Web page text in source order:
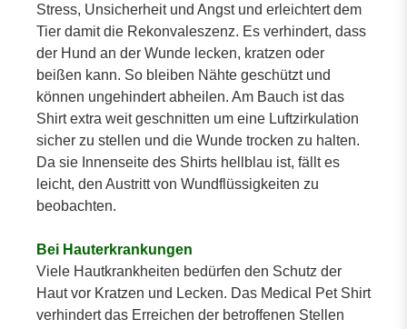
Stress, Unsicherheit und Angst und erleichtert dem
Tier damit die Rekonvaleszenz. Es verhindert, dass
der Hund an der Wunde lecken, kratzen oder
beißen kann. So bleiben Nähte geschützt und
können ungehindert abheilen. Am Bauch ist das
Shirt extra weit geschnitten um eine Luftzirkulation
sicher zu stellen und die Wunde trocken zu halten.
Da sie Innenseite des Shirts hellblau ist, fällt es
leicht, den Austritt von Wundflüssigkeiten zu
beobachten.
Bei Hauterkrankungen
Viele Hautkrankheiten bedürfen den Schutz der
Haut vor Kratzen und Lecken. Das Medical Pet Shirt
verhindert das Erreichen der betroffenen Stellen